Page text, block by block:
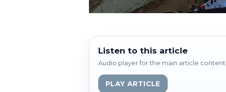
Listen to this article
Audio player for the main article content
PLAY ARTICLE